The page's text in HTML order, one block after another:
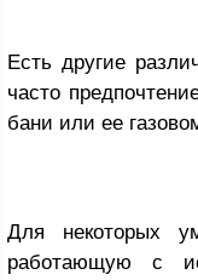
Есть другие
часто
бани или ее
Для некоторых
работающую с